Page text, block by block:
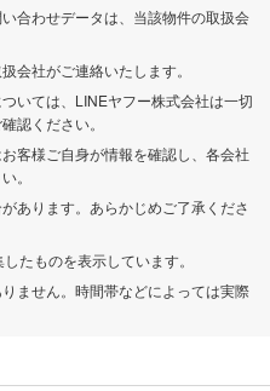
合わせデータは、当該物件の取扱会
会社がご連絡いたします。
いては、LINEヤフー株式会社は一切
認ください。
客様ご自身が情報を確認し、各会社
。
あります。あらかじめご了承くださ
たものを表示しています。
ません。時間帯などによっては実際